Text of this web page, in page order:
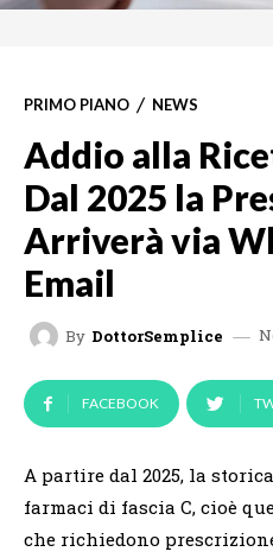
PRIMO PIANO NEWS
Addio alla
Dal 2025 la
Arriverà via
Email
By DottorSemplice
FACEBOOK
A partire dal 2025, la
farmaci di fascia C, cioè
che richiedono